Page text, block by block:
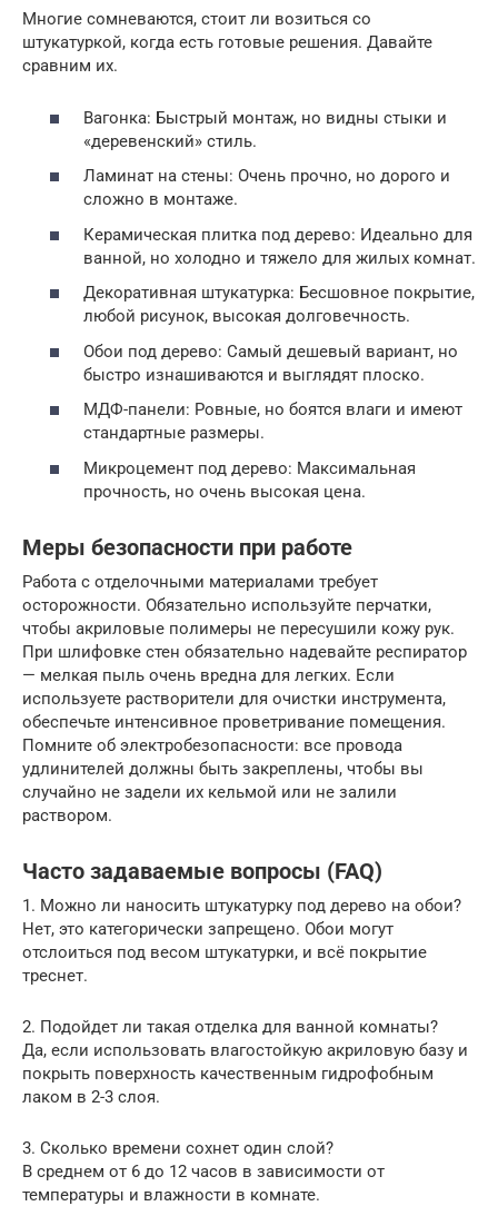
Многие сомневаются, стоит ли возиться со
штукатуркой, когда есть готовые решения. Давайте
сравним их.
Вагонка: Быстрый монтаж, но видны стыки и
«деревенский» стиль.
Ламинат на стены: Очень прочно, но дорого и
сложно в монтаже.
Керамическая плитка под дерево: Идеально для
ванной, но холодно и тяжело для жилых комнат.
Декоративная штукатурка: Бесшовное покрытие,
любой рисунок, высокая долговечность.
Обои под дерево: Самый дешевый вариант, но
быстро изнашиваются и выглядят плоско.
МДФ-панели: Ровные, но боятся влаги и имеют
стандартные размеры.
Микроцемент под дерево: Максимальная
прочность, но очень высокая цена.
Меры безопасности при работе
Работа с отделочными материалами требует
осторожности. Обязательно используйте перчатки,
чтобы акриловые полимеры не пересушили кожу рук.
При шлифовке стен обязательно надевайте респиратор
— мелкая пыль очень вредна для легких. Если
используете растворители для очистки инструмента,
обеспечьте интенсивное проветривание помещения.
Помните об электробезопасности: все провода
удлинителей должны быть закреплены, чтобы вы
случайно не задели их кельмой или не залили
раствором.
Часто задаваемые вопросы (FAQ)
1. Можно ли наносить штукатурку под дерево на обои?
Нет, это категорически запрещено. Обои могут
отслоиться под весом штукатурки, и всё покрытие
треснет.
2. Подойдет ли такая отделка для ванной комнаты?
Да, если использовать влагостойкую акриловую базу и
покрыть поверхность качественным гидрофобным
лаком в 2-3 слоя.
3. Сколько времени сохнет один слой?
В среднем от 6 до 12 часов в зависимости от
температуры и влажности в комнате.